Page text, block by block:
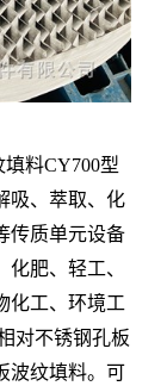
料CY700型
吸、萃取、化
传质单元设备
肥、轻工、
化工、环境工
对不锈钢孔板
波纹填料。可